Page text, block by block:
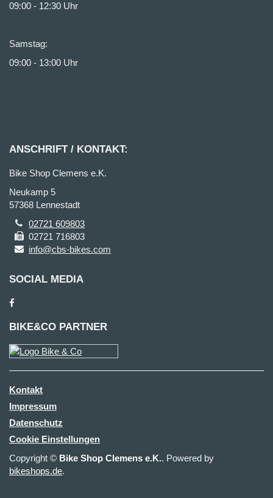
09:00 - 12:30 Uhr
Samstag:
09:00 - 13:00 Uhr
ANSCHRIFT / KONTAKT:
Bike Shop Clemens e.K.
Neukamp 5
57368 Lennestadt
02721 609803
02721 716803
info@cbs-bikes.com
SOCIAL MEDIA
BIKE&CO PARTNER
Kontakt
Impressum
Datenschutz
Cookie Einstellungen
Copyright © Bike Shop Clemens e.K.. Powered by
bikeshops.de.